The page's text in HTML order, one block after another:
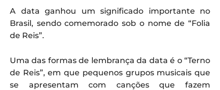
A data ganhou um significado importante no
Brasil, sendo comemorado sob o nome de “Folia
de Reis”.
Uma das formas de lembrança da data é o “Terno
de Reis”, em que pequenos grupos musicais que
se apresentam com canções que fazem